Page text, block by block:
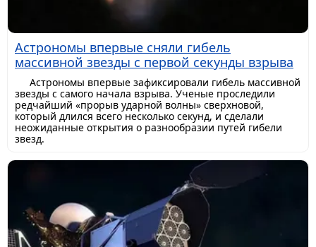
Астрономы впервые сняли гибель
массивной звезды с первой секунды взрыва
Астрономы впервые зафиксировали гибель массивной
звезды с самого начала взрыва. Ученые проследили
редчайший «прорыв ударной волны» сверхновой,
который длился всего несколько секунд, и сделали
неожиданные открытия о разнообразии путей гибели
звезд.